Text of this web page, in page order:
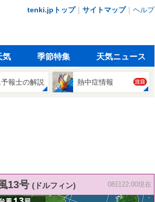
tenki.jpトップ｜ サイトマップ｜ ヘルプ
気 季節特集 天気ニュース
報士の解説 熱中症情報 注目
13号 (ドルフィン) 08日22:00現在